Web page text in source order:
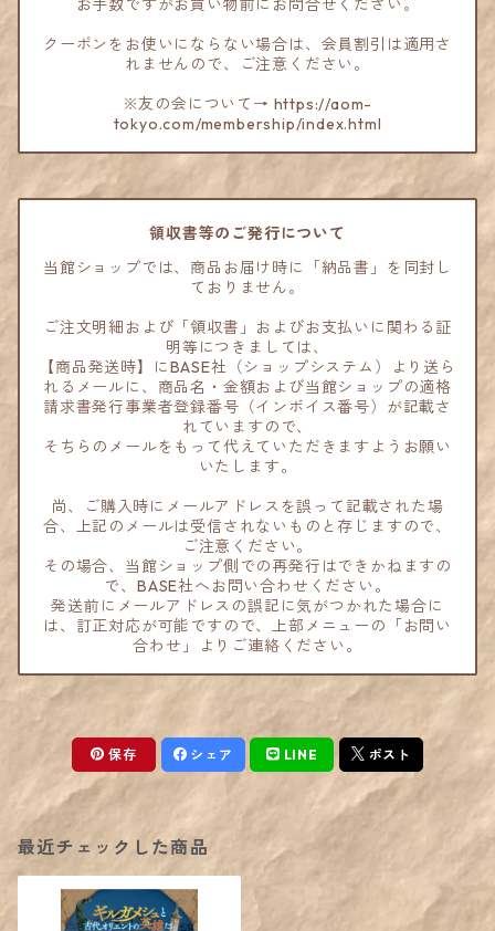
お手数ですがお買い物前にお問合せください。
クーポンをお使いにならない場合は、会員割引は適用さ
れませんので、ご注意ください。
※友の会について→ https://aom-
tokyo.com/membership/index.html
領収書等のご発行について
当館ショップでは、商品お届け時に「納品書」を同封し
ておりません。
ご注文明細および「領収書」およびお支払いに関わる証
明等につきましては、
【商品発送時】にBASE社（ショップシステム）より送ら
れるメールに、商品名・金額および当館ショップの適格
請求書発行事業者登録番号（インボイス番号）が記載さ
れていますので、
そちらのメールをもって代えていただきますようお願い
いたします。
尚、ご購入時にメールアドレスを誤って記載された場
合、上記のメールは受信されないものと存じますので、
ご注意ください。
その場合、当館ショップ側での再発行はできかねますの
で、BASE社へお問い合わせください。
発送前にメールアドレスの誤記に気がつかれた場合に
は、訂正対応が可能ですので、上部メニューの「お問い
合わせ」よりご連絡ください。
保存 シェア LINE ポスト
最近チェックした商品